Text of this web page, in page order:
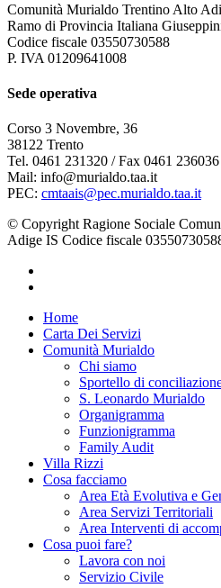
Comunità Murialdo Trentino Alto
Ramo di Provincia Italiana
Codice fiscale 03550730588
P. IVA 01209641008
Sede operativa
Corso 3 Novembre, 36
38122 Trento
Tel. 0461 231320 / Fax 0461 236036
Mail: info@murialdo.taa.it
PEC: cmtaais@pec.murialdo.taa.it
© Copyright Ragione Sociale
Adige IS Codice fiscale
Close
Menu
Home
Carta Dei Servizi
Comunità Murialdo
Chi siamo
Sportello di
S. Leonardo Murialdo
Organigramma
Funzionigramma
Family Audit
Villa Rizzi
Cosa facciamo
Area Età Evolutiva e
Area Servizi Territoriali
Area Interventi di
Cosa puoi fare?
Lavora con noi
Servizio Civile